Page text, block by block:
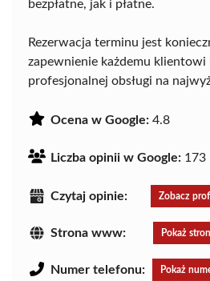
bezpłatne, jak i płatne.
Rezerwacja terminu jest
zapewnienie każdemu
profesjonalnej obsługi na
Ocena w Google: 4.8
Liczba opinii w Google: 173
Czytaj opinie: Zobacz
Strona www: Pokaż
Numer telefonu: Pokaż